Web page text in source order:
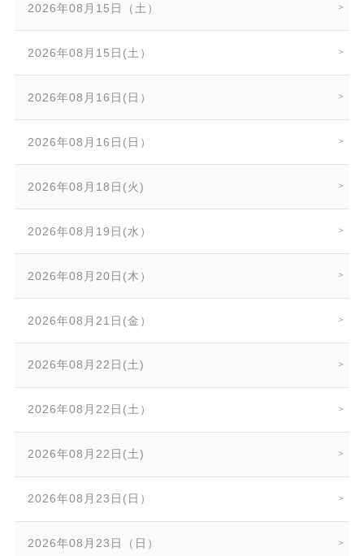
2026年08月15日（土）
2026年08月15日(土）
2026年08月16日(日）
2026年08月16日(日）
2026年08月18日(火)
2026年08月19日(水）
2026年08月20日(木）
2026年08月21日(金）
2026年08月22日(土)
2026年08月22日(土）
2026年08月22日(土)
2026年08月23日(日）
2026年08月23日（日）